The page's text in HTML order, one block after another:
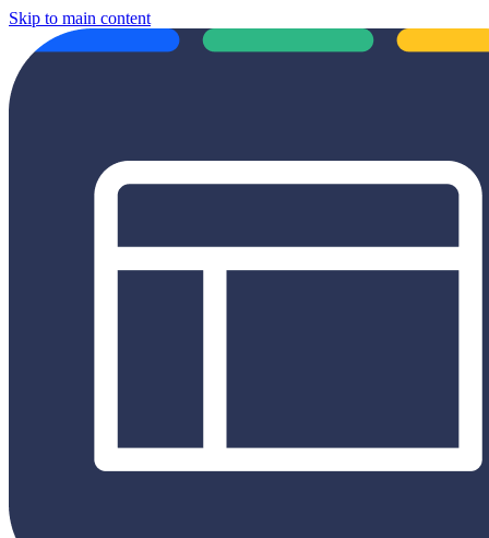
Skip to main content